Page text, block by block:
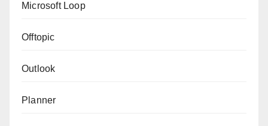
Microsoft Loop
Offtopic
Outlook
Planner